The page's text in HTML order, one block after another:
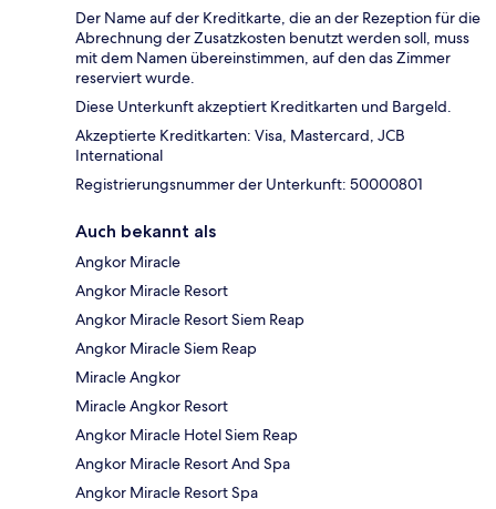
Der Name auf der Kreditkarte, die an der Rezeption für die
Abrechnung der Zusatzkosten benutzt werden soll, muss
mit dem Namen übereinstimmen, auf den das Zimmer
reserviert wurde.
Diese Unterkunft akzeptiert Kreditkarten und Bargeld.
Akzeptierte Kreditkarten: Visa, Mastercard, JCB
International
Registrierungsnummer der Unterkunft: 50000801
Auch bekannt als
Angkor Miracle
Angkor Miracle Resort
Angkor Miracle Resort Siem Reap
Angkor Miracle Siem Reap
Miracle Angkor
Miracle Angkor Resort
Angkor Miracle Hotel Siem Reap
Angkor Miracle Resort And Spa
Angkor Miracle Resort Spa